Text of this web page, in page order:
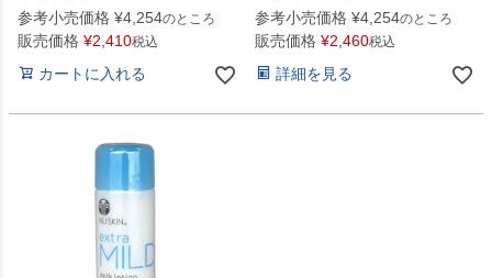
参考小売価格 ¥4,254のところ
販売価格 ¥2,410税込
カートに入れる
参考小売価格 ¥4,254のところ
販売価格 ¥2,460税込
詳細を見る